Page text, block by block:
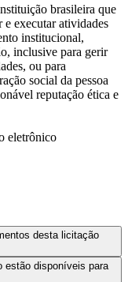
brasileira que
e executar atividades
institucional,
inclusive para gerir
ou para
social da pessoa
reputação ética e
eletrônico
desta licitação
estão disponíveis para